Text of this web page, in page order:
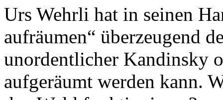
Urs Wehrli hat in seinen
aufräumen“ überzeugend
unordentlicher Kandinsky
aufgeräumt werden kann.